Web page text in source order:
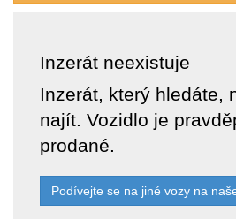
Inzerát neexistuje
Inzerát, který hledáte,
najít. Vozidlo je
prodané.
Podívejte se na jiné vozy na